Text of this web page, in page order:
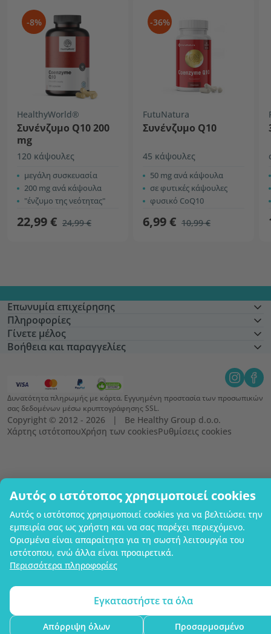
Αυτός ο ιστότοπος χρησιμοποιεί cookies
Αυτός ο ιστότοπος χρησιμοποιεί cookies για να βελτιώσει την
εμπειρία σας ως χρήστη και να σας παρέχει περιεχόμενο.
Ορισμένα είναι απαραίτητα για τη σωστή λειτουργία του
ιστότοπου, ενώ άλλα είναι προαιρετικά.
Περισσότερα πληροφορίες
Εγκαταστήστε τα όλα
Απόρριψη όλων Προσαρμοσμένο
-8%
HealthyWorld®
Συνένζυμο Q10 200
mg
120 κάψουλες
μεγάλη συσκευασία
200 mg ανά κάψουλα
"ένζυμο της νεότητας"
22,99 € 24,99 €
-36%
FutuNatura
Συνένζυμο Q10
45 κάψουλες
50 mg ανά κάψουλα
σε φυτικές κάψουλες
φυσικό CoQ10
6,99 € 10,99 €
Επωνυμία επιχείρησης
Πληροφορίες
Γίνετε μέλος
Βοήθεια και παραγγελίες
Δυνατότητα πληρωμής με κάρτα. Εγγυημένη προστασία των προσωπικών
σας δεδομένων μέσω κρυπτογράφησης SSL.
Copyright © 2012 - 2026   |   Be Healthy Group d.o.o.
Χάρτης ιστότοπουΧρήση των cookiesΡυθμίσεις cookies